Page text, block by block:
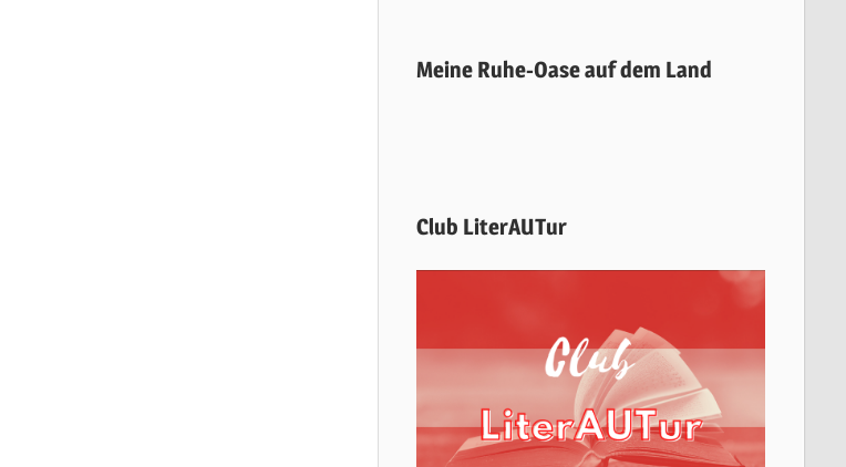
Meine Ruhe-Oase auf dem Land
Club LiterAUTur